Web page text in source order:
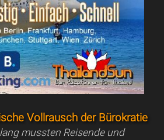
Vollrausch der Bürokratie
mussten Reisende und